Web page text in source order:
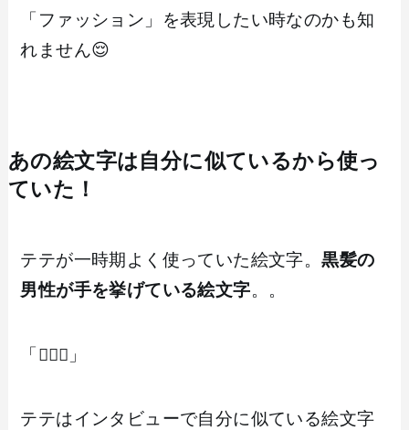
「ファッション」を表現したい時なのかも知
れません😌
あの絵文字は自分に似ているから使っ
ていた！
テテが一時期よく使っていた絵文字。黒髪の
男性が手を挙げている絵文字。。
「🙋🏻‍♂️」
テテはインタビューで自分に似ている絵文字